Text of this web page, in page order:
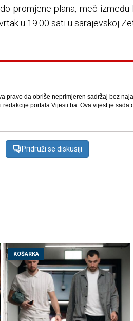
promjene plana, meč između
u 19.00 sati u sarajevskoj
pravo da obriše neprimjeren sadržaj bez
portala Vijesti.ba. Ova vijest je sada
Pridruži se diskusiji
KOŠARKA